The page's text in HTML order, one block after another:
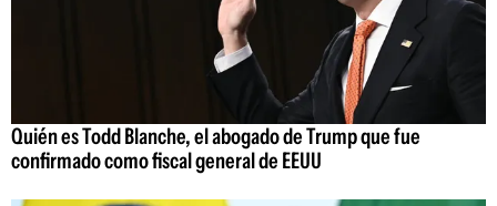
Quién es Todd Blanche, el abogado de Trump que fue
confirmado como fiscal general de EEUU